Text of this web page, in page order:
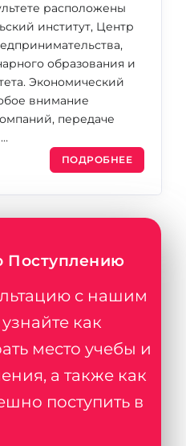
расположены
институт, Центр
образования и
Экономический
внимание
передаче
ПОДРОБНЕЕ
Поступлению
с нашим
как
место учебы и
а также как
поступить в